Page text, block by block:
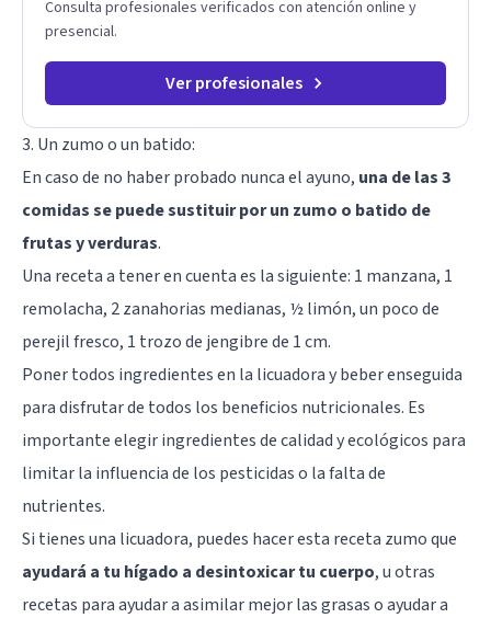
Consulta profesionales verificados con atención online y
presencial.
Ver profesionales
3. Un zumo o un batido:
En caso de no haber probado nunca el ayuno, una de las 3
comidas se puede sustituir por un zumo o batido de
frutas y verduras.
Una receta a tener en cuenta es la siguiente: 1 manzana, 1
remolacha, 2 zanahorias medianas, ½ limón, un poco de
perejil fresco, 1 trozo de jengibre de 1 cm.
Poner todos ingredientes en la licuadora y beber enseguida
para disfrutar de todos los beneficios nutricionales. Es
importante elegir ingredientes de calidad y ecológicos para
limitar la influencia de los pesticidas o la falta de
nutrientes.
Si tienes una licuadora, puedes hacer esta receta zumo que
ayudará a tu hígado a desintoxicar tu cuerpo, u otras
recetas para ayudar a asimilar mejor las grasas o ayudar a